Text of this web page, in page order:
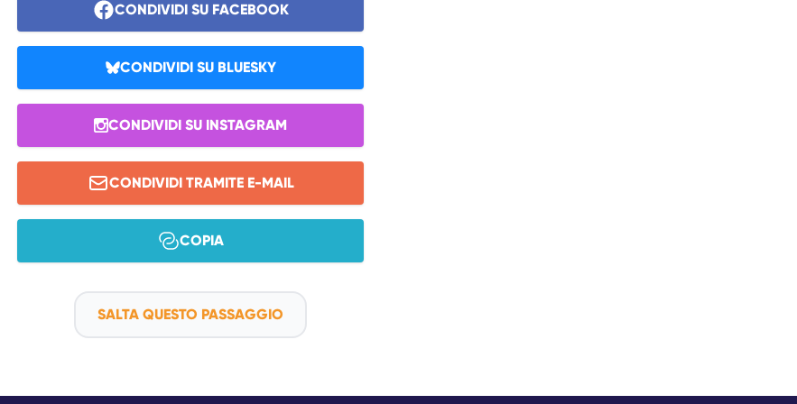
CONDIVIDI SU FACEBOOK
CONDIVIDI SU BLUESKY
CONDIVIDI SU INSTAGRAM
CONDIVIDI TRAMITE E-MAIL
COPIA
SALTA QUESTO PASSAGGIO